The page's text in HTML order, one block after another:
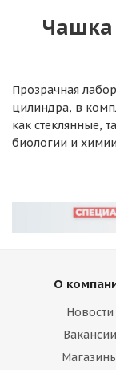
Чашка
Прозрачная
цилиндра, в
как стеклянные,
биологии и
О
Новости
Вакансии